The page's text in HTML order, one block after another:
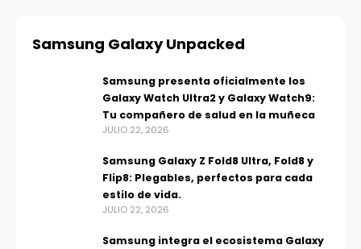
Samsung Galaxy Unpacked
Samsung presenta oficialmente los
Galaxy Watch Ultra2 y Galaxy Watch9:
Tu compañero de salud en la muñeca
JULIO 22, 2026
Samsung Galaxy Z Fold8 Ultra, Fold8 y
Flip8: Plegables, perfectos para cada
estilo de vida.
JULIO 22, 2026
Samsung integra el ecosistema Galaxy